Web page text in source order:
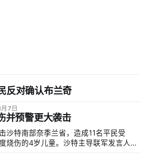
反对确认布兰奇
7日
并预警更大袭击
沙特南部奈季兰省，造成11名平民受
烧伤的4岁儿童。沙特主导联军发言人图